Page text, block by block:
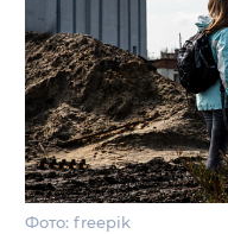
Фото: freepik